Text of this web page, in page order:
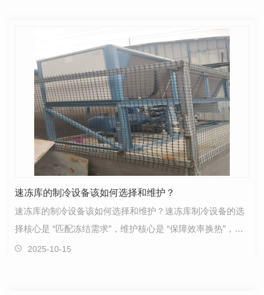
速冻库的制冷设备该如何选择和维护？
速冻库的制冷设备该如何选择和维护？速冻库制冷设备的选
择核心是 “匹配冻结需求”，维护核心是 “保障效率换热”，具
体可按以下步骤操作：一、制冷设备选择：按冻…
2025-10-15